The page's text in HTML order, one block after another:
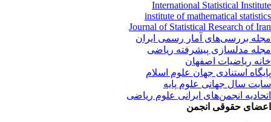
International Statistical
institute of mathematical
Journal of Statistical Research of
بررسی‌های آمار رسمی ایران
مدلسازی پیشرفته ریاضی
ریاضیات اصفهان
استنادی جهان علوم اسلام
سال جهانی علوم پایه
انجمن‌های ایرانی علوم ریاضی
حقوقی انجمن